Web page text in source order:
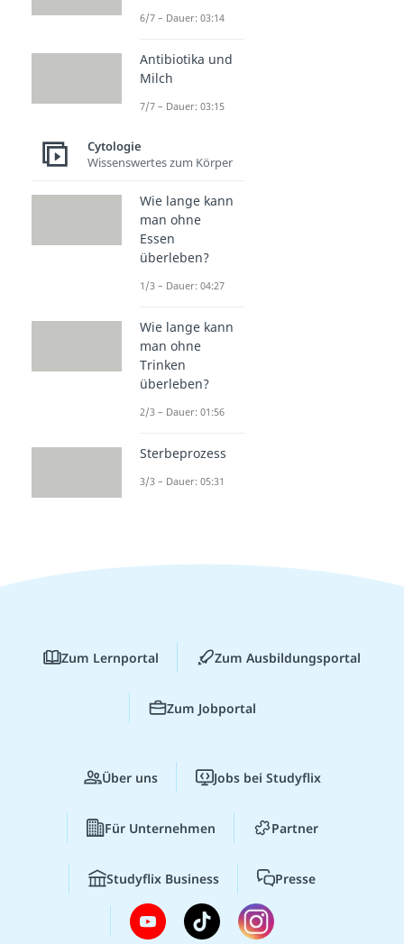
6/7 – Dauer: 03:14
Antibiotika und
Milch
7/7 – Dauer: 03:15
Cytologie
Wissenswertes zum Körper
Wie lange kann
man ohne
Essen
überleben?
1/3 – Dauer: 04:27
Wie lange kann
man ohne
Trinken
überleben?
2/3 – Dauer: 01:56
Sterbeprozess
3/3 – Dauer: 05:31
Zum Lernportal Zum Ausbildungsportal
Zum Jobportal
Über uns Jobs bei Studyflix
Für Unternehmen Partner
Studyflix Business Presse